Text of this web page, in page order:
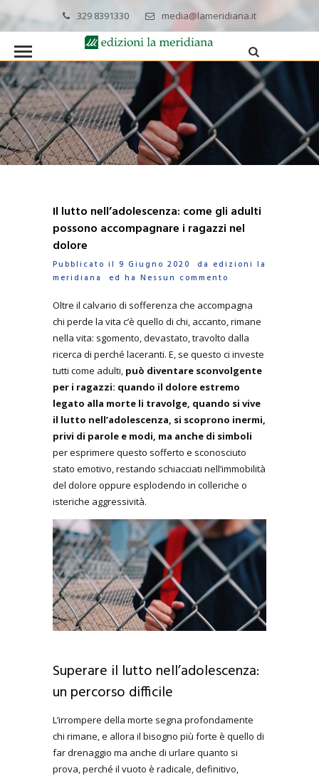
329 8391330 media@lameridiana.it
Il lutto nell’adolescenza: come gli adulti
possono accompagnare i ragazzi nel
dolore
Pubblicato il 9 Giugno 2020 da edizioni la
meridiana
ed ha Nessun commento
Oltre il calvario di sofferenza che accompagna
chi perde la vita c’è quello di chi, accanto, rimane
nella vita: sgomento, devastato, travolto dalla
ricerca di perché laceranti. E, se questo ci investe
tutti come adulti, può diventare sconvolgente
per i ragazzi: quando il dolore estremo
legato alla morte li travolge, quando si vive
il lutto nell’adolescenza, si scoprono inermi,
privi di parole e modi, ma anche di simboli
per esprimere questo sofferto e sconosciuto
stato emotivo, restando schiacciati nell’immobilità
del dolore oppure esplodendo in colleriche o
isteriche aggressività.
Superare il lutto nell’adolescenza:
un percorso difficile
L’irrompere della morte segna profondamente
chi rimane, e allora il bisogno più forte è quello di
far drenaggio ma anche di urlare quanto si
prova, perché il vuoto è radicale, definitivo,